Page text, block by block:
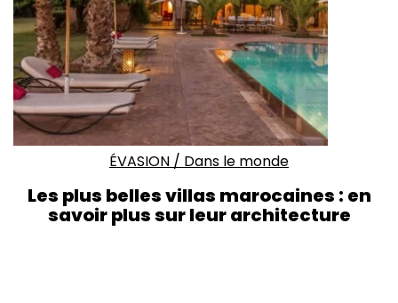
ÉVASION / Dans le monde
Les plus belles villas marocaines : en
savoir plus sur leur architecture